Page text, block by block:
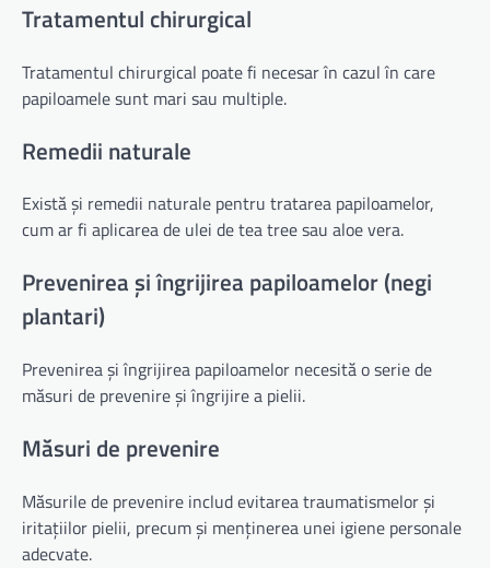
Tratamentul chirurgical
Tratamentul chirurgical poate fi necesar în cazul în care
papiloamele sunt mari sau multiple.
Remedii naturale
Există și remedii naturale pentru tratarea papiloamelor,
cum ar fi aplicarea de ulei de tea tree sau aloe vera.
Prevenirea și îngrijirea papiloamelor (negi
plantari)
Prevenirea și îngrijirea papiloamelor necesită o serie de
măsuri de prevenire și îngrijire a pielii.
Măsuri de prevenire
Măsurile de prevenire includ evitarea traumatismelor și
iritațiilor pielii, precum și menținerea unei igiene personale
adecvate.